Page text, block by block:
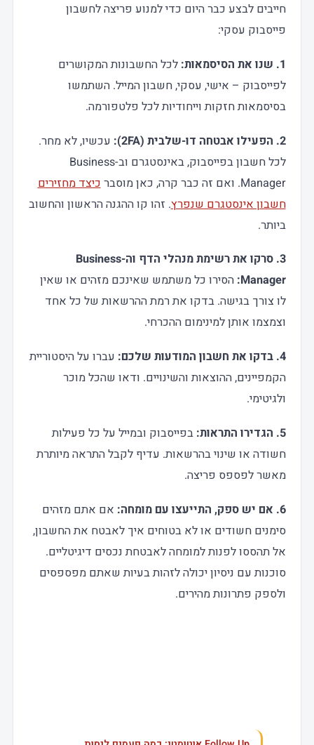
חייבים לבצע כבר היום כדי למנוע פריצה לחשבון
פייסבוק עסקי:
1. שנו את הסיסמאות:
לכל החשבונות המקושרים
לפייסבוק – אישי, עסקי, חשבון המייל. השתמשו
בסיסמאות חזקות וייחודיות לכל פלטפורמה.
2. הפעילו אבטחה דו-שלבית (2FA):
עכשיו, לא מחר.
לכל חשבון בפייסבוק, באינסטגרם וב-Business
Manager. ואם זה כבר קרה, כאן מוסבר
כיצד מחזירים
חשבון אינסטגרם שנפרץ. זהו קו ההגנה הראשון והחשוב
ביותר.
3. סרקו את רשימת מנהלי הדף וה-Business
Manager: הסירו כל משתמש שאינכם מזהים או שאין
לו צורך בגישה. בדקו את רמת ההרשאות של כל אחד
וצמצמו אותן למינימום ההכרחי.
4. בדקו את חשבון המודעות שלכם:
עברו על היסטוריית
הקמפיינים, ההוצאות והשינויים. ודאו שהכל מוכר
ולגיטימי.
5. הגדירו התראות:
בפייסבוק ובמייל על כל פעילות
חשודה או שינוי בהרשאות. עדיף לקבל התראה מיותרת
מאשר לפספס פריצה.
6. אם יש ספק, התייעצו עם מומחה:
אם אתם מזהים
סימנים חשודים או לא בטוחים איך לאבטח את החשבון,
אל תהססו לפנות למומחה לאבטחת נכסים דיגיטליים.
סוכנות עם ניסיון יכולה לזהות בעיות שאתם מפספסים
ולספק פתרונות מהירים.